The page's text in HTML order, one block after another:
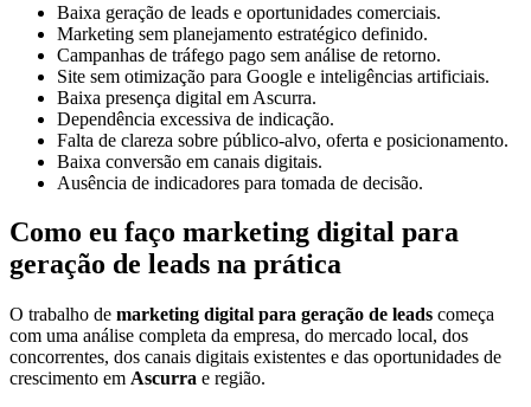
Baixa geração de leads e oportunidades comerciais.
Marketing sem planejamento estratégico definido.
Campanhas de tráfego pago sem análise de retorno.
Site sem otimização para Google e inteligências artificiais.
Baixa presença digital em Ascurra.
Dependência excessiva de indicação.
Falta de clareza sobre público-alvo, oferta e posicionamento.
Baixa conversão em canais digitais.
Ausência de indicadores para tomada de decisão.
Como eu faço marketing digital para
geração de leads na prática
O trabalho de marketing digital para geração de leads começa
com uma análise completa da empresa, do mercado local, dos
concorrentes, dos canais digitais existentes e das oportunidades de
crescimento em Ascurra e região.